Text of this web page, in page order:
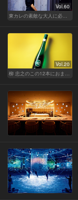
Vol.60
東カレの素敵な大人に必要なこと
Vol.20
柳 忠之のこの12本におまかせ